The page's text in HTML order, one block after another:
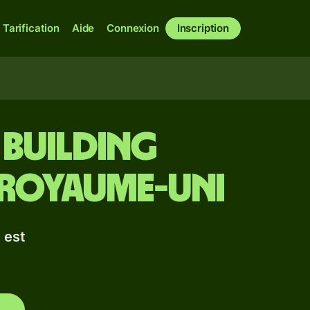
Tarification Aide Connexion Inscription
Building
Uni
est